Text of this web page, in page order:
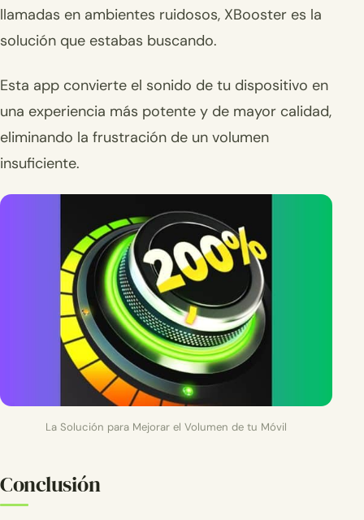
llamadas en ambientes ruidosos, XBooster es la
solución que estabas buscando.
Esta app convierte el sonido de tu dispositivo en
una experiencia más potente y de mayor calidad,
eliminando la frustración de un volumen
insuficiente.
La Solución para Mejorar el Volumen de tu Móvil
Conclusión